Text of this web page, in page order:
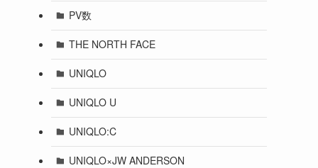
PV数
THE NORTH FACE
UNIQLO
UNIQLO U
UNIQLO:C
UNIQLO×JW ANDERSON